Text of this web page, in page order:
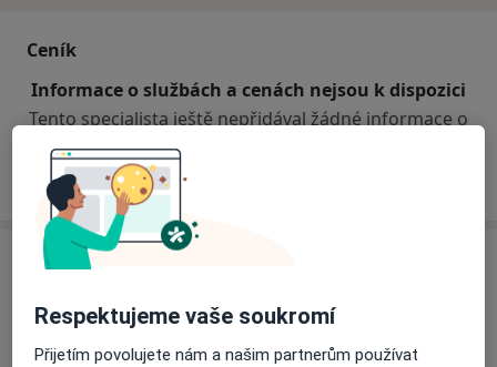
Ceník
Informace o službách a cenách nejsou k dispozici
Tento specialista ještě nepřidával žádné informace o
Adresa
Poliklinika Chomutov
Respektujeme vaše soukromí
Přijetím povolujete nám a našim partnerům používat